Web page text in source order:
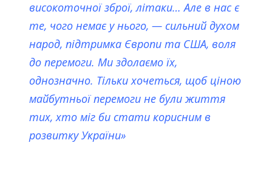
високоточної зброї, літаки… Але в нас є
те, чого немає у нього, — сильний духом
народ, підтримка Європи та США, воля
до перемоги. Ми здолаємо їх,
однозначно. Тільки хочеться, щоб ціною
майбутньої перемоги не були життя
тих, хто міг би стати корисним в
розвитку України»